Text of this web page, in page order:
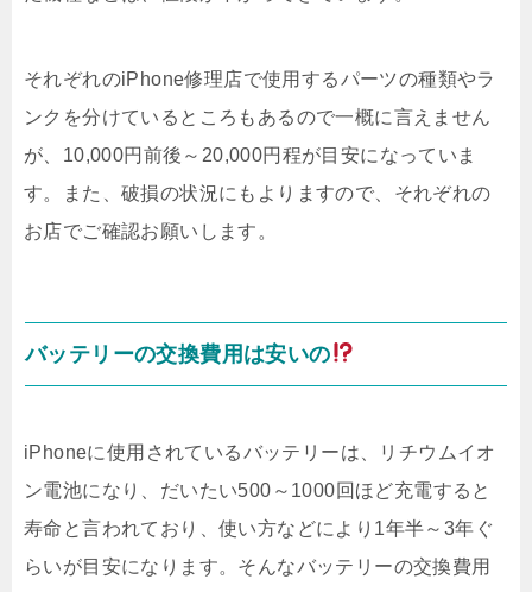
それぞれのiPhone修理店で使用するパーツの種類やラ
ンクを分けているところもあるので一概に言えません
が、10,000円前後～20,000円程が目安になっていま
す。また、破損の状況にもよりますので、それぞれの
お店でご確認お願いします。
バッテリーの交換費用は安いの
iPhoneに使用されているバッテリーは、リチウムイオ
ン電池になり、だいたい500～1000回ほど充電すると
寿命と言われており、使い方などにより1年半～3年ぐ
らいが目安になります。そんなバッテリーの交換費用